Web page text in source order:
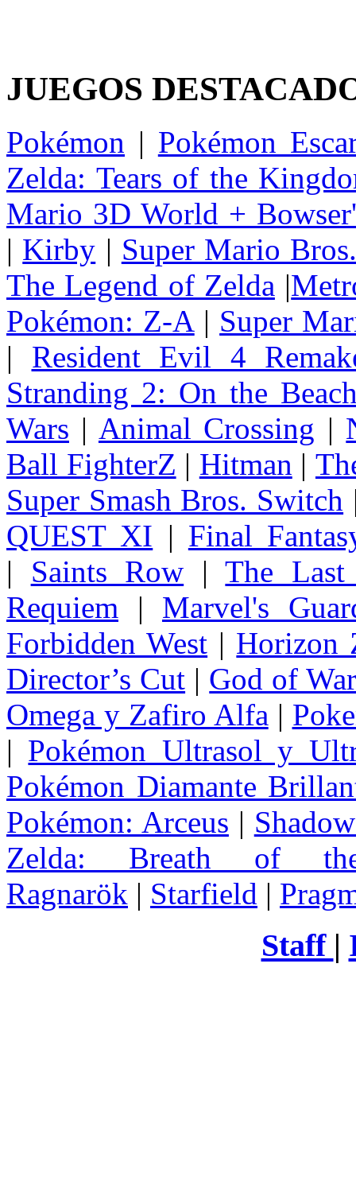
JUEGOS
Pokémon | Pokémon
Zelda: Tears of the
Mario 3D World +
| Kirby | Super Mario
The Legend of Zelda |
Pokémon: Z-A | Super
| Resident Evil 4
Stranding 2: On the
Wars | Animal Crossing |
Ball FighterZ | Hitman |
Super Smash Bros. Switch
QUEST XI | Final
| Saints Row |The
Requiem | Marvel's
Forbidden West | Horizon
Director’s Cut | God of
Omega y Zafiro Alfa |
| Pokémon Ultrasol y
Pokémon Diamante
Pokémon: Arceus |
Zelda: Breath of
Ragnarök | Starfield |
Staff |